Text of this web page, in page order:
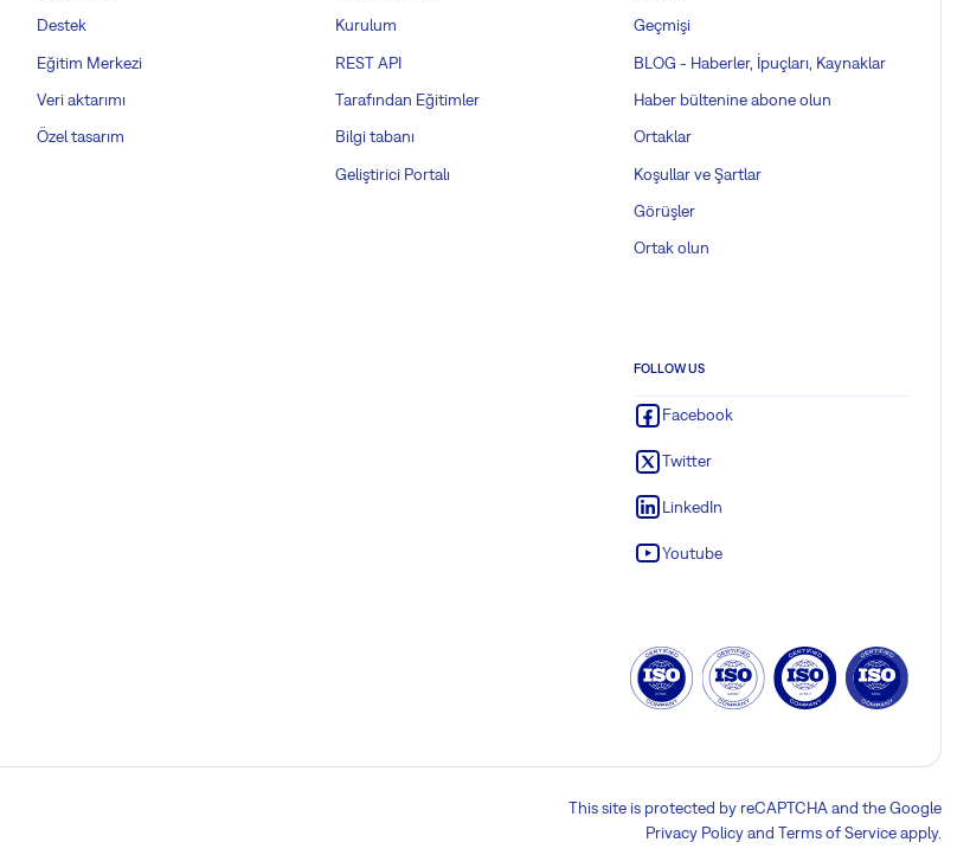
Destek
Eğitim Merkezi
Veri aktarımı
Özel tasarım
Kurulum
REST API
Tarafından Eğitimler
Bilgi tabanı
Geliştirici Portalı
Geçmişi
BLOG - Haberler, İpuçları, Kaynaklar
Haber bültenine abone olun
Ortaklar
Koşullar ve Şartlar
Görüşler
Ortak olun
FOLLOW US
Facebook
Twitter
LinkedIn
Youtube
This site is protected by reCAPTCHA and the Google
Privacy Policyand Terms of Serviceapply.